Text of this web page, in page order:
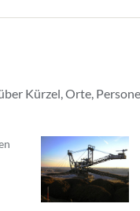
Kürzel, Orte,